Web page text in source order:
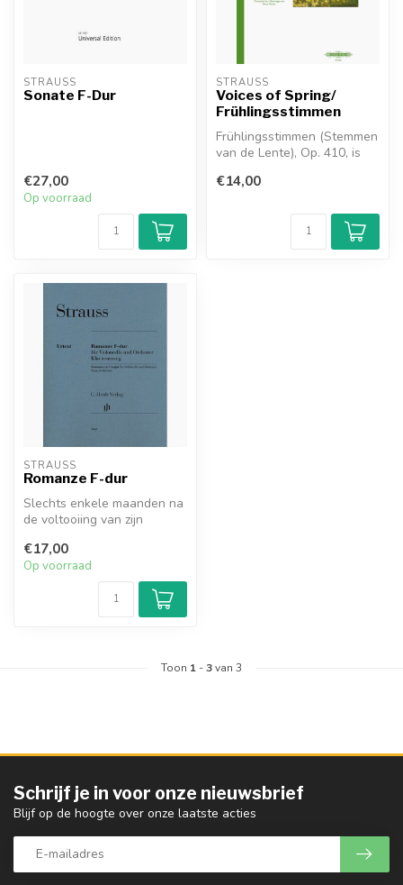
STRAUSS
Sonate F-Dur
€27,00
Op voorraad
STRAUSS
Voices of Spring/
Frühlingsstimmen
Frühlingsstimmen (Stemmen
van de Lente), Op. 410, is
Strauss...
€14,00
STRAUSS
Romanze F-dur
Slechts enkele maanden na
de voltooiing van zijn
componeerde ...
€17,00
Op voorraad
Toon 1 -3van 3
Schrijf je in voor onze nieuwsbrief
Blijf op de hoogte over onze laatste acties